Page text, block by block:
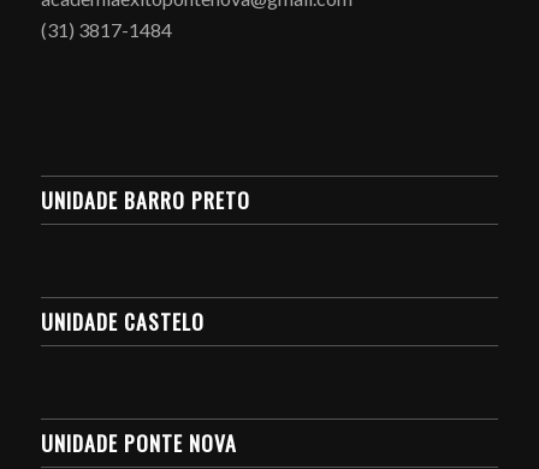
(31) 3817-1484
UNIDADE BARRO PRETO
UNIDADE CASTELO
UNIDADE PONTE NOVA